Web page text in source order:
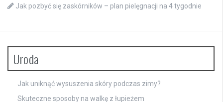
Jak pozbyć się zaskórników – plan pielęgnacji na 4 tygodnie
Uroda
Jak uniknąć wysuszenia skóry podczas zimy?
Skuteczne sposoby na walkę z łupieżem